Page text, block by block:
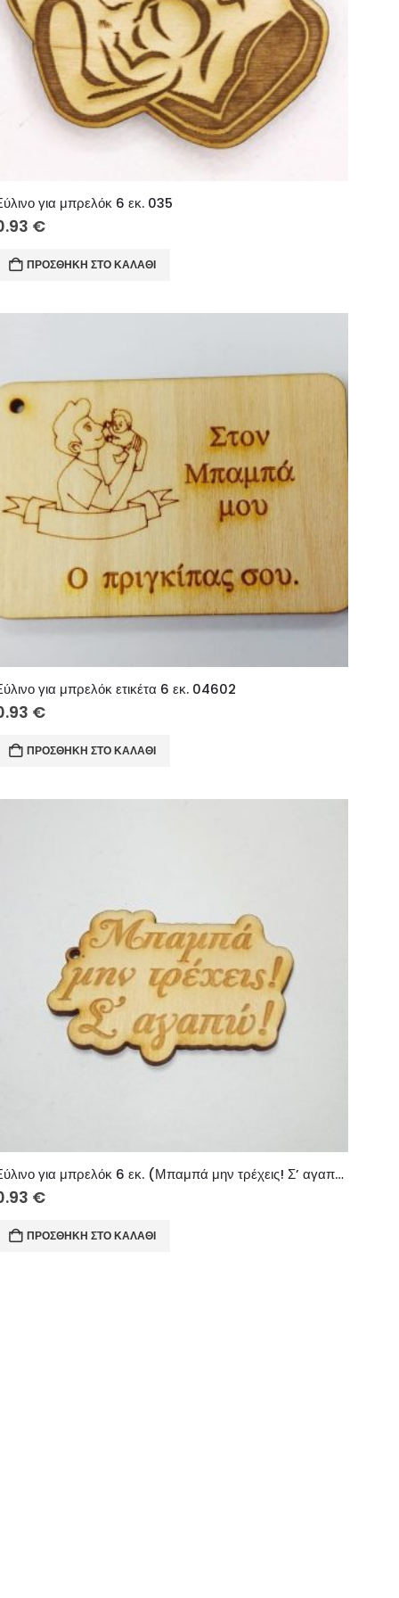
για μπρελόκ 6 εκ. 035
€
ΠΡΟΣΘΉΚΗ ΣΤΟ ΚΑΛΆΘΙ
για μπρελόκ ετικέτα 6 εκ. 04602
€
ΠΡΟΣΘΉΚΗ ΣΤΟ ΚΑΛΆΘΙ
Ξύλινο για μπρελόκ 6 εκ. (Μπαμπά μην τρέχεις! Σ’ αγαπώ!)
€
ΠΡΟΣΘΉΚΗ ΣΤΟ ΚΑΛΆΘΙ